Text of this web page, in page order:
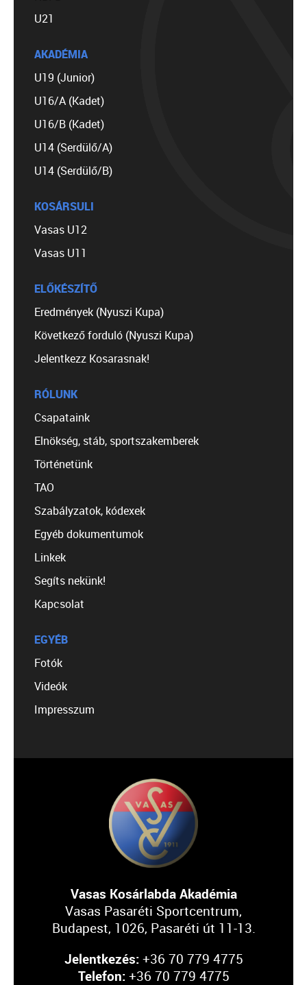
U21
AKADÉMIA
U19 (Junior)
U16/A (Kadet)
U16/B (Kadet)
U14 (Serdülő/A)
U14 (Serdülő/B)
KOSÁRSULI
Vasas U12
Vasas U11
ELŐKÉSZÍTŐ
Eredmények (Nyuszi Kupa)
Következő forduló (Nyuszi Kupa)
Jelentkezz Kosarasnak!
RÓLUNK
Csapataink
Elnökség, stáb, sportszakemberek
Történetünk
TAO
Szabályzatok, kódexek
Egyéb dokumentumok
Linkek
Segíts nekünk!
Kapcsolat
EGYÉB
Fotók
Videók
Impresszum
Vasas Kosárlabda Akadémia
Vasas Pasaréti Sportcentrum,
Budapest, 1026, Pasaréti út 11-13.
Jelentkezés: +36 70 779 4775
Telefon: +36 70 779 4775